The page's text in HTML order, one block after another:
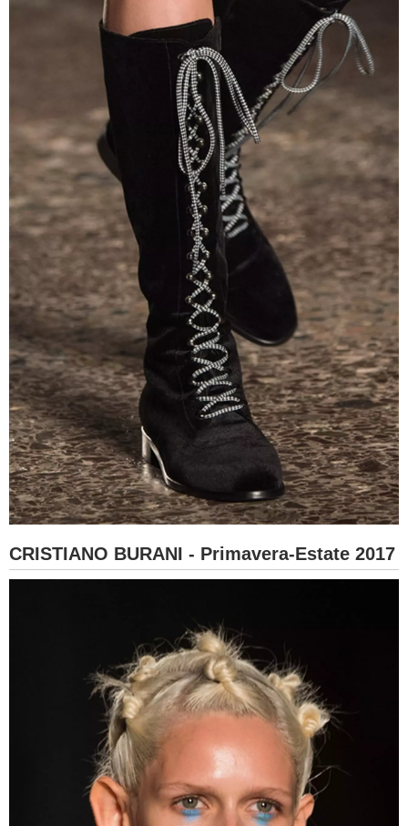
CRISTIANO BURANI - Primavera-Estate 2017